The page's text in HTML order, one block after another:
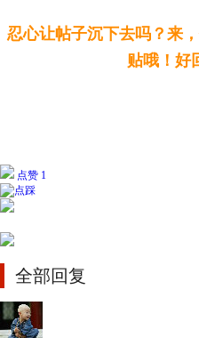
忍心让帖子沉下去吗？来
贴哦！好
点赞 1
全部回复